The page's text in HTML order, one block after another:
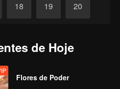
18 19 20
de Hoje
Flores de Poder